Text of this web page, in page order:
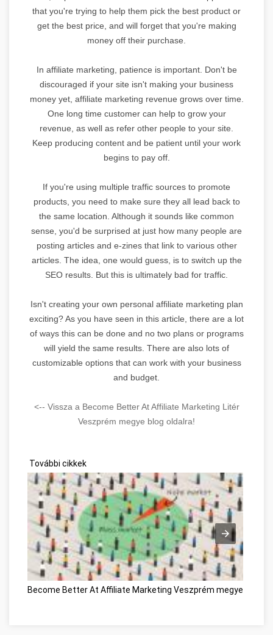
that you're trying to help them pick the best product or
get the best price, and will forget that you're making
money off their purchase.
In affiliate marketing, patience is important. Don't be
discouraged if your site isn't making your business
money yet, affiliate marketing revenue grows over time.
One long time customer can help to grow your
revenue, as well as refer other people to your site.
Keep producing content and be patient until your work
begins to pay off.
If you're using multiple traffic sources to promote
products, you need to make sure they all lead back to
the same location. Although it sounds like common
sense, you'd be surprised at just how many people are
posting articles and e-zines that link to various other
articles. The idea, one would guess, is to switch up the
SEO results. But this is ultimately bad for traffic.
Isn't creating your own personal affiliate marketing plan
exciting? As you have seen in this article, there are a lot
of ways this can be done and no two plans or programs
will yield the same results. There are also lots of
customizable options that can work with your business
and budget.
<-- Vissza a Become Better At Affiliate Marketing Litér
Veszprém megye blog oldalra!
További cikkek
Become Better At Affiliate Marketing Veszprém megye